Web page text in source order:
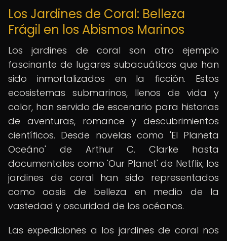
Los Jardines de Coral: Belleza
Frágil en los Abismos Marinos
Los jardines de coral son otro ejemplo
fascinante de lugares subacuáticos que han
sido inmortalizados en la ficción. Estos
ecosistemas submarinos, llenos de vida y
color, han servido de escenario para historias
de aventuras, romance y descubrimientos
científicos. Desde novelas como 'El Planeta
Oceáno' de Arthur C. Clarke hasta
documentales como 'Our Planet' de Netflix, los
jardines de coral han sido representados
como oasis de belleza en medio de la
vastedad y oscuridad de los océanos.
Las expediciones a los jardines de coral nos